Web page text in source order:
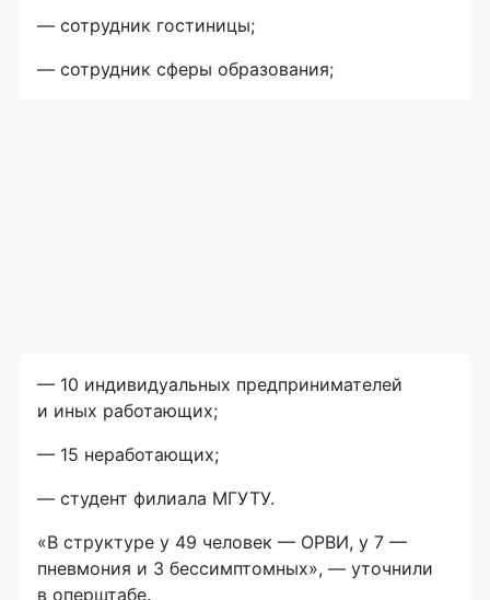
— сотрудник гостиницы;
— сотрудник сферы образования;
— 10 индивидуальных предпринимателей
и иных работающих;
— 15 неработающих;
— студент филиала МГУТУ.
«В структуре у 49 человек — ОРВИ, у 7 —
пневмония и 3 бессимптомных», — уточнили
в оперштабе.